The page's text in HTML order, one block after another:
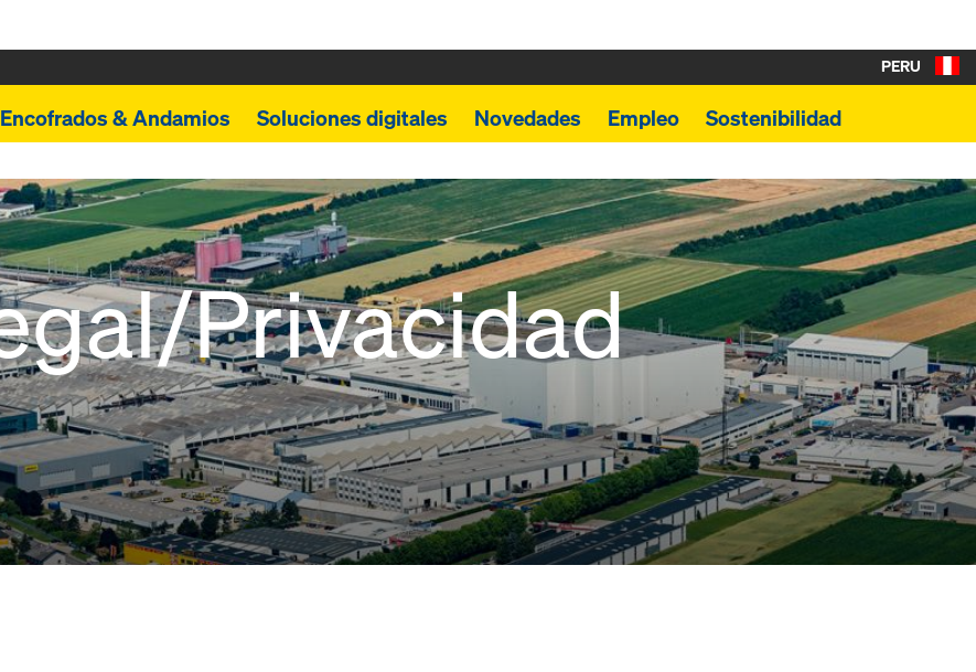
Encofrados & Andamios Soluciones digitales Novedades Empleo Sostenibilidad
PERU
Privacidad